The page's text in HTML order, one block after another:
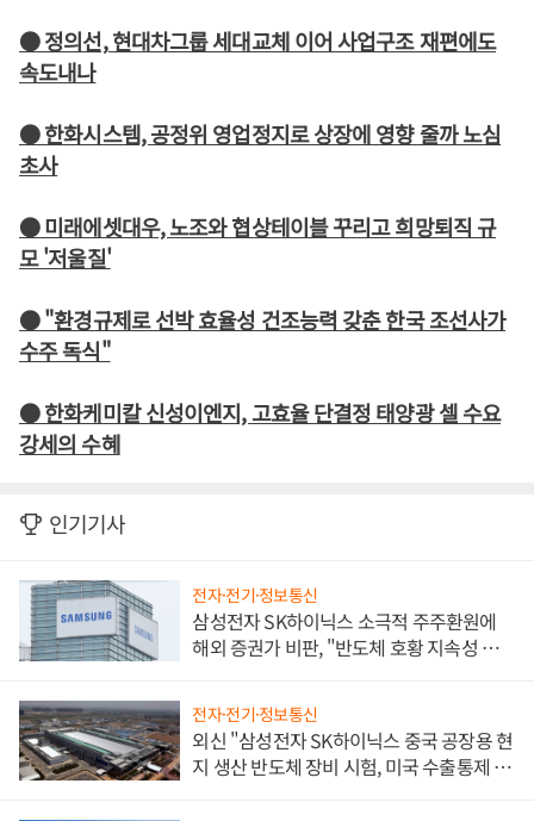
● 정의선, 현대차그룹 세대교체 이어 사업구조 재편에도
속도내나
● 한화시스템, 공정위 영업정지로 상장에 영향 줄까 노심
초사
● 미래에셋대우, 노조와 협상테이블 꾸리고 희망퇴직 규
모 '저울질'
● "환경규제로 선박 효율성 건조능력 갖춘 한국 조선사가
수주 독식"
● 한화케미칼 신성이엔지, 고효율 단결정 태양광 셀 수요
강세의 수혜
인기기사
전자·전기·정보통신
삼성전자 SK하이닉스 소극적 주주환원에
해외 증권가 비판, "반도체 호황 지속성 의
전자·전기·정보통신
외신 "삼성전자 SK하이닉스 중국 공장용 현
지 생산 반도체 장비 시험, 미국 수출통제 대